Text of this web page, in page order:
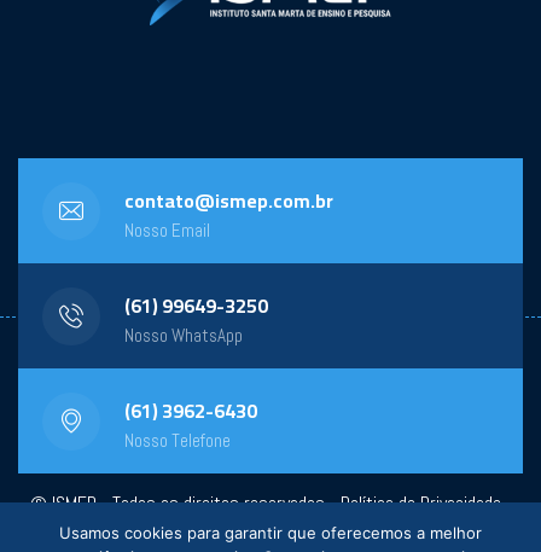
contato@ismep.com.br
Nosso Email
(61) 99649-3250
Nosso WhatsApp
(61) 3962-6430
Nosso Telefone
© ISMEP - Todos os direitos reservados -Política de Privacidade-
Powered by:General Design
Usamos cookies para garantir que oferecemos a melhor